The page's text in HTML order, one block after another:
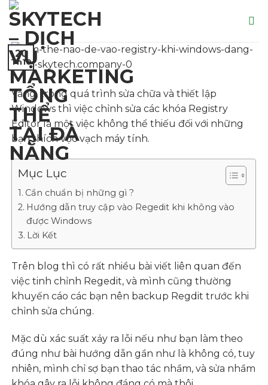
Skip
to
content
20
Th10
Vâng, trong quá trình sửa chữa và thiết lập
Windows thì việc chỉnh sửa các khóa Registry
Editor là một việc không thể thiếu đối với những
bạn thích vọc vạch máy tính.
Mục Lục
Cần chuẩn bị những gì ?
Hướng dẫn truy cập vào Regedit khi không vào
được Windows
Lời Kết
Trên blog thì có rất nhiều bài viết liên quan đến
việc tinh chỉnh Regedit, và mình cũng thường
khuyến cáo các bạn nên backup Regdit trước khi
chỉnh sửa chúng.
Mặc dù xác suất xảy ra lỗi nếu như bạn làm theo
đúng như bài hướng dẫn gần như là không có, tuy
nhiên, mình chỉ sợ bạn thao tác nhầm, và sửa nhầm